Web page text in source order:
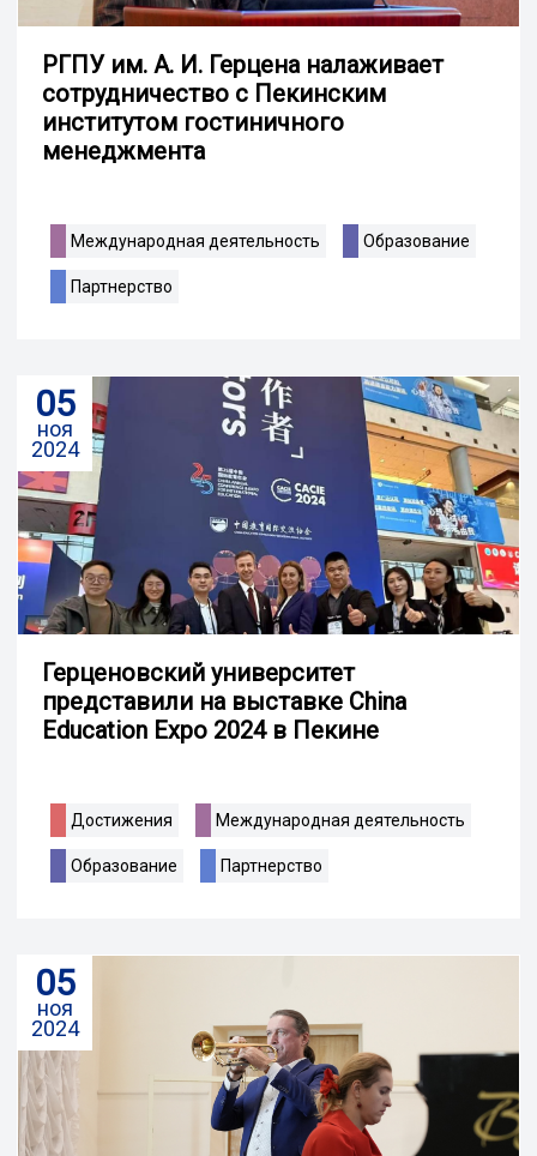
РГПУ им. А. И. Герцена налаживает
сотрудничество с Пекинским
институтом гостиничного
менеджмента
Международная деятельность Образование
Партнерство
05
ноя
2024
Герценовский университет
представили на выставке China
Education Expo 2024 в Пекине
Достижения Международная деятельность
Образование Партнерство
05
ноя
2024